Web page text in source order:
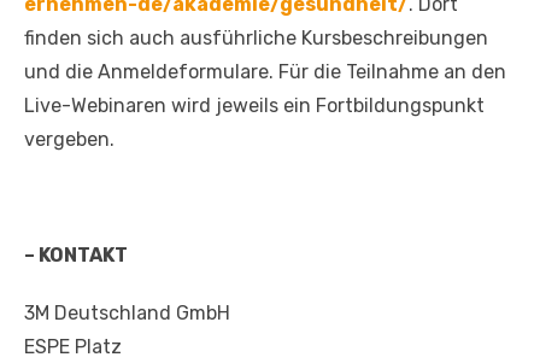
ernehmen-de/akademie/gesundheit/. Dort
finden sich auch ausführliche Kursbeschreibungen
und die Anmeldeformulare. Für die Teilnahme an den
Live-Webinaren wird jeweils ein Fortbildungspunkt
vergeben.
– KONTAKT
3M Deutschland GmbH
ESPE Platz